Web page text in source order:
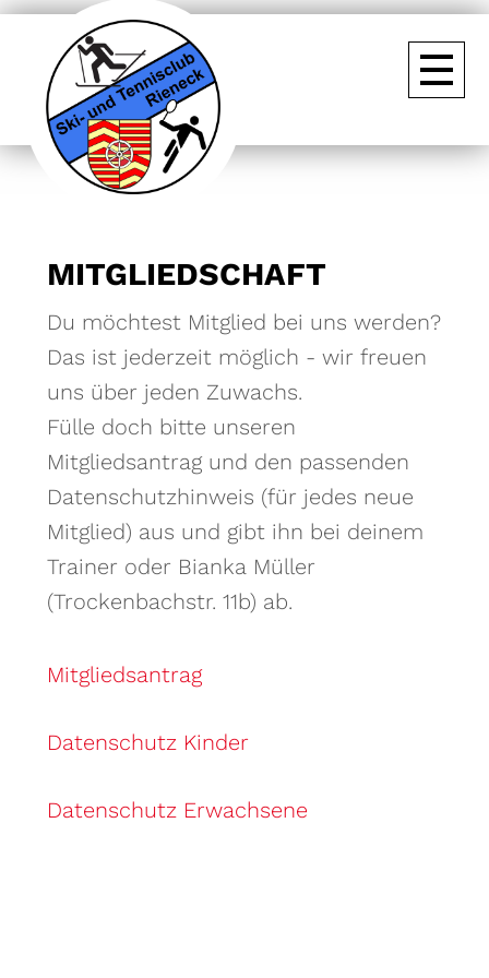
MITGLIEDSCHAFT
Du möchtest Mitglied bei uns werden?
Das ist jederzeit möglich - wir freuen
uns über jeden Zuwachs.
Fülle doch bitte unseren
Mitgliedsantrag und den passenden
Datenschutzhinweis (für jedes neue
Mitglied) aus und gibt ihn bei deinem
Trainer oder Bianka Müller
(Trockenbachstr. 11b) ab.
Mitgliedsantrag
Datenschutz Kinder
Datenschutz Erwachsene